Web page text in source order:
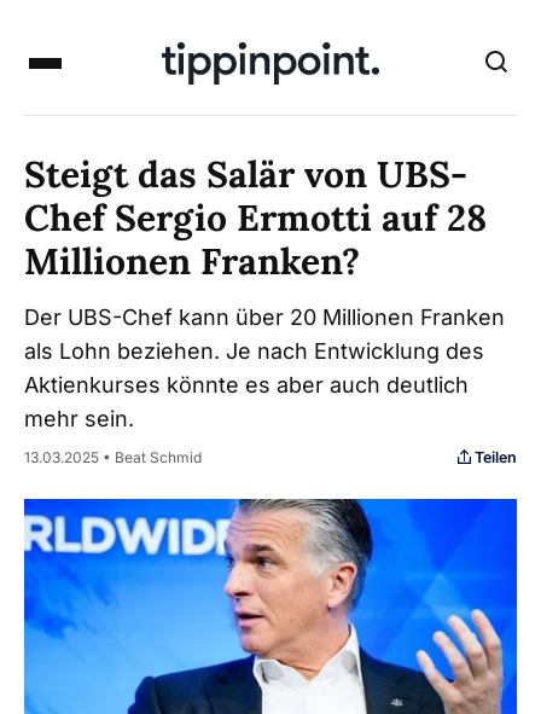
Steigt das Salär von UBS-
Chef Sergio Ermotti auf 28
Millionen Franken?
Der UBS-Chef kann über 20 Millionen Franken
als Lohn beziehen. Je nach Entwicklung des
Aktienkurses könnte es aber auch deutlich
mehr sein.
13.03.2025 • Beat Schmid Teilen